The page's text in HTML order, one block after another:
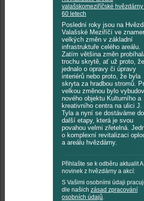
valašskomeziříčské
60 letech
Poslední roky jsou na
Valašské Meziříčí ve
velkých změn v základní
infrastruktuře celého areálu.
Zatím většina změn
trochu skrytě, ať už proto,
jednalo o opravy či úpravy
interiérů nebo proto, že byla
skryta za hradbou stromů.
velkou změnou bylo
nového objektu Kulturního a
kreativního centra na ulici J.
Tyla a nyní se dostáváme do
další etapy, která je svou
povahou velmi zřetelná.
o komplexní revitalizaci
a areálu hvězdárny.
Přihlašte se k odběru aktualit
novinek z hvězdárny a akcí:
S Vašimi osobními údaji
dle našich zásad zpracování
osobních údajů.